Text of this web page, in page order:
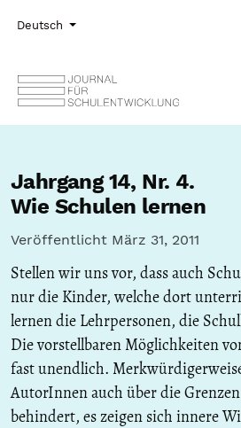
Sprache
Deutsch
Administrationsmenü
Jahrgang 14, Nr. 4.
Wie Schulen lernen
Veröffentlicht März 31, 2011
Stellen wir uns vor, dass auch
nur die Kinder, welche dort
lernen die Lehrpersonen, die
Die vorstellbaren Möglichkeiten
fast unendlich.
AutorInnen auch über die
behindert, es zeigen sich innere